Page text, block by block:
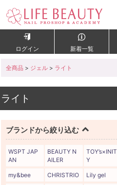
ログイン 新着一覧
全商品 > ジェル > ライト
ライト
ブランドから絞り込む
WSPT JAP
AN
BEAUTY N
AILER
TOY’s×INIT
Y
my&bee CHRISTRIO Lily gel